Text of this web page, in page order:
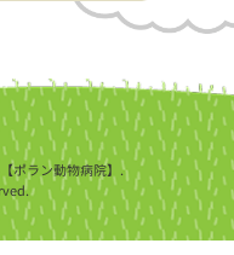
ポラン動物病院】.